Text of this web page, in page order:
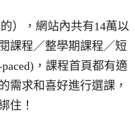
），網站內共有14萬以
課程／整學期課程／短
，課程首頁都有適
需求和喜好進行選課，
住！